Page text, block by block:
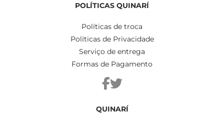
POLÍTICAS QUINARÍ
Políticas de troca
Políticas de Privacidade
Serviço de entrega
Formas de Pagamento
QUINARÍ